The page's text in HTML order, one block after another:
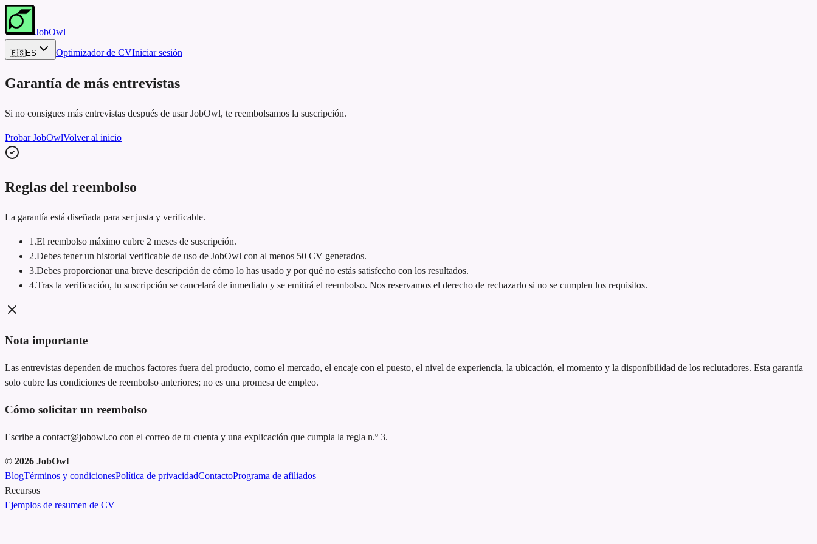
JobOwl
🇪🇸ES Optimizador de CVIniciar sesión
Garantía de más entrevistas
Si no consigues más entrevistas después de usar JobOwl, te reembolsamos la suscripción.
Probar JobOwlVolver al inicio
Reglas del reembolso
La garantía está diseñada para ser justa y verificable.
1 .El reembolso máximo cubre 2 meses de suscripción.
2.Debes tener un historial verificable de uso de JobOwl con al menos 50 CV generados.
3.Debes proporcionar una breve descripción de cómo lo has usado y por qué no estás satisfecho con los resultados.
4.Tras la verificación, tu suscripción se cancelará de inmediato y se emitirá el reembolso. Nos reservamos el derecho de rechazarlo si no se cumplen los requisitos.
Nota importante
Las entrevistas dependen de muchos factores fuera del producto, como el mercado, el encaje con el puesto, el nivel de experiencia, la ubicación, el momento y la disponibilidad de los reclutadores. Esta garantía
solo cubre las condiciones de reembolso anteriores; no es una promesa de empleo.
Cómo solicitar un reembolso
Escribe a contact@jobowl.co con el correo de tu cuenta y una explicación que cumpla la regla n.º 3.
© 2026 JobOwl
BlogTérminos y condicionesPolítica de privacidadContactoPrograma de afiliados
Recursos
Ejemplos de resumen de CV